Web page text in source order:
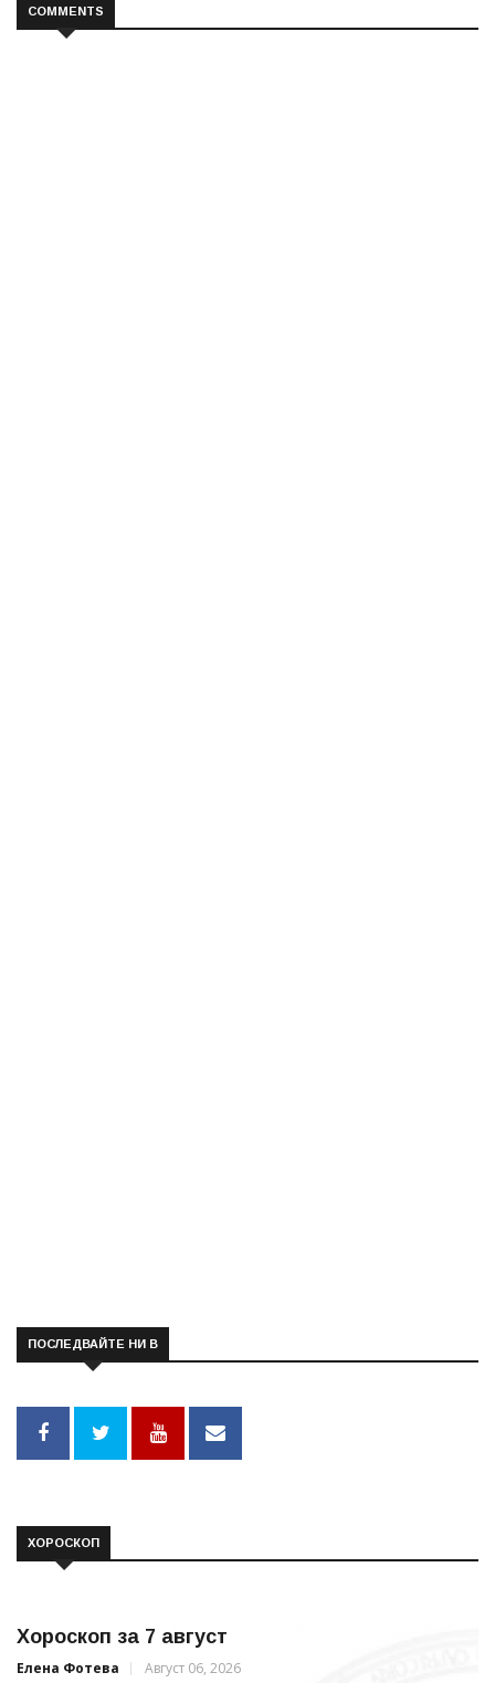
COMMENTS
ПОСЛЕДВАЙТЕ НИ В
ХОРОСКОП
Хороскоп за 7 август
Елена Фотева Август 06, 2026